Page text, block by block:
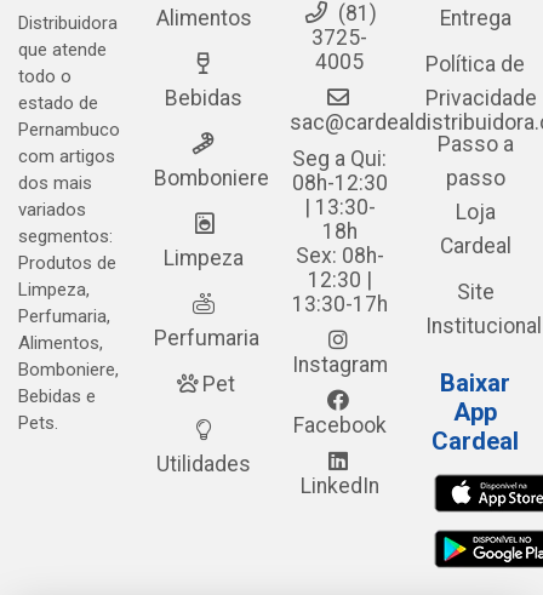
Distribuidora
que atende
todo o
estado de
Pernambuco
com artigos
dos mais
variados
segmentos:
Produtos de
Limpeza,
Perfumaria,
Alimentos,
Bomboniere,
Bebidas e
Pets.
Alimentos
Bebidas
Bomboniere
Limpeza
Perfumaria
Pet
Utilidades
(81)
3725-
4005
Seg a Qui:
08h-12:30
| 13:30-
18h
Sex: 08h-
12:30 |
13:30-17h
Instagram
Facebook
LinkedIn
Entrega
Política de
Privacidade
Passo a
passo
Loja
Cardeal
Site
Institucional
Baixar
App
Cardeal